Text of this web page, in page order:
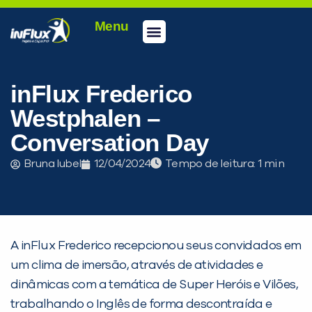
Menu
inFlux Frederico
Westphalen –
Conversation Day
Bruna Iubel 12/04/2024 Tempo de leitura:
A inFlux Frederico recepcionou seus convidados em
um clima de imersão, através de atividades e
dinâmicas com a temática de Super Heróis e Vilões,
trabalhando o Inglês de forma descontraída e